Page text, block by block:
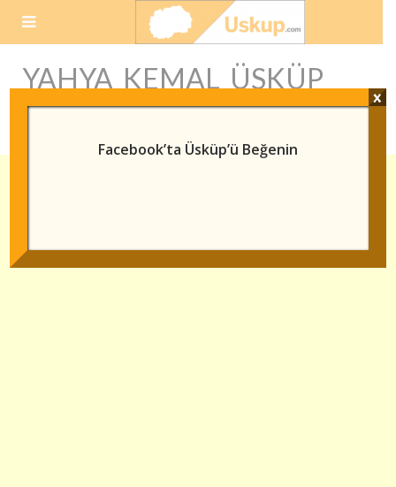
YAHYA KEMAL ÜSKÜP
ŞIIRI
Facebook’ta Üsküp’ü Beğenin
x